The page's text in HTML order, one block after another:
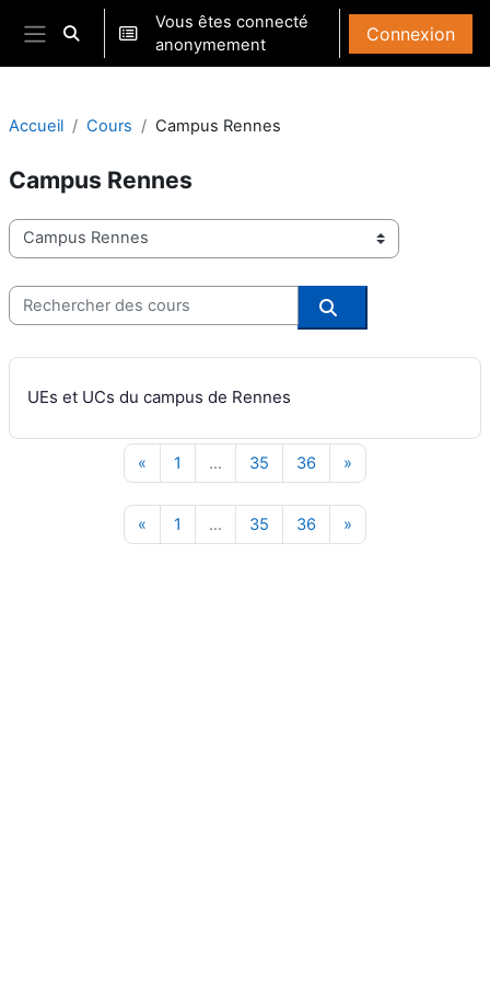
Passer au contenu principal
Panneau latéral
Activer/désactiver la saisie de recherche
Vous êtes connecté
anonymement
Connexion
Accueil Cours Campus Rennes
Campus Rennes
Catégories de cours
Rechercher des cours
Rechercher des
UEs et UCs du campus de Rennes
« Page précédente
1 Page 1
… 35 Page 35
36Page 36
»
« Page précédente
1 Page 1
… 35 Page 35
36Page 36
»